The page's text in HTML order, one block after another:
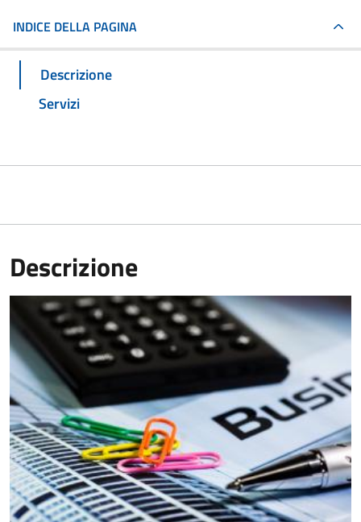
INDICE DELLA PAGINA
Descrizione
Servizi
Descrizione